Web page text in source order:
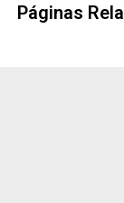
Páginas